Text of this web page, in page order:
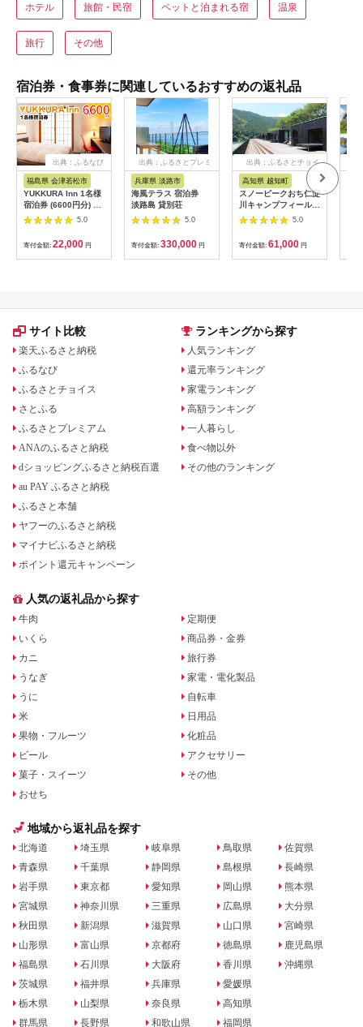
ホテル 旅館・民宿 ペットと泊まれる宿 温泉
旅行 その他
宿泊券・食事券に関連しているおすすめの返礼品
出典：ふるなび
福島県 会津若松市
YUKKURA Inn 1名様
宿泊券 (6600円分) ワ
ーケーションお試しプ
ラン｜東北 福島県 会
津若松市 東山温泉 旅
行 クーポン 利用券
[0800]
5.0
寄付金額: 22,000 円
出典：ふるさとプレミ
兵庫県 淡路市
海風テラス 宿泊券
淡路島 貸別荘
5.0
寄付金額: 330,000 円
出典：ふるさとチョイ
高知県 越知町
スノーピークおち仁淀
川キャンプフィールド
「住箱-jyubako-」ペ
ア宿泊チケット
5.0
寄付金額: 61,000 円
サイト比較
楽天ふるさと納税
ふるなび
ふるさとチョイス
さとふる
ふるさとプレミアム
ANAのふるさと納税
dショッピングふるさと納税百選
au PAY ふるさと納税
ふるさと本舗
ヤフーのふるさと納税
マイナビふるさと納税
ポイント還元キャンペーン
ランキングから探す
人気ランキング
還元率ランキング
家電ランキング
高額ランキング
一人暮らし
食べ物以外
その他のランキング
人気の返礼品から探す
牛肉
いくら
カニ
うなぎ
うに
米
果物・フルーツ
ビール
菓子・スイーツ
おせち
定期便
商品券・金券
旅行券
家電・電化製品
自転車
日用品
化粧品
アクセサリー
その他
地域から返礼品を探す
北海道
青森県
岩手県
宮城県
秋田県
山形県
福島県
茨城県
栃木県
群馬県
埼玉県
千葉県
東京都
神奈川県
新潟県
富山県
石川県
福井県
山梨県
長野県
岐阜県
静岡県
愛知県
三重県
滋賀県
京都府
大阪府
兵庫県
奈良県
和歌山県
鳥取県
島根県
岡山県
広島県
山口県
徳島県
香川県
愛媛県
高知県
福岡県
佐賀県
長崎県
熊本県
大分県
宮崎県
鹿児島県
沖縄県